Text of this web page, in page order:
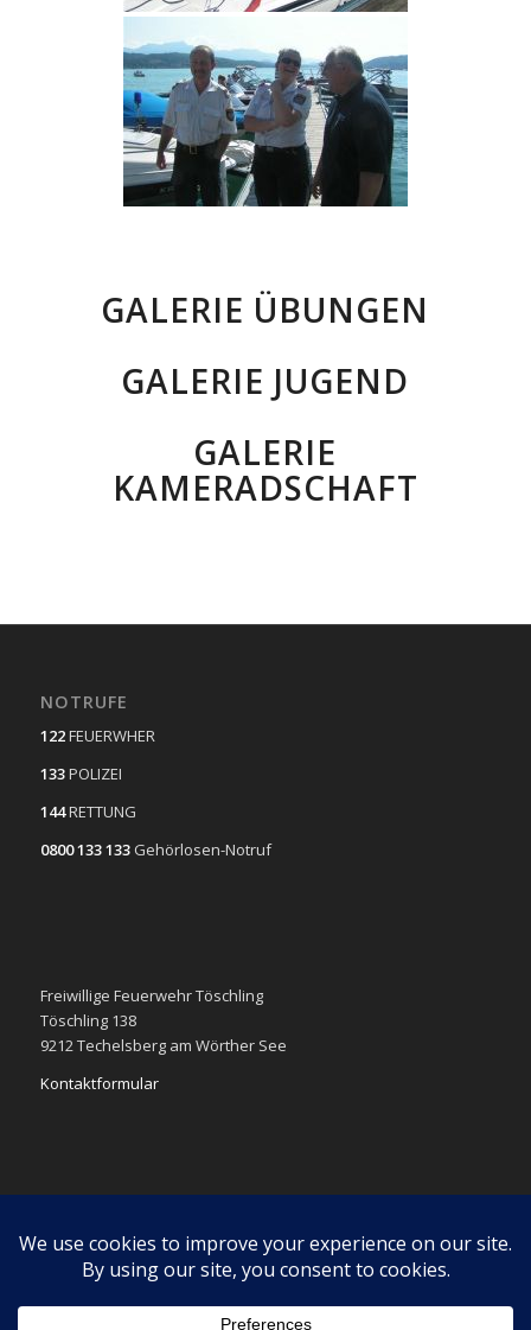
GALERIE ÜBUNGEN
GALERIE JUGEND
GALERIE
KAMERADSCHAFT
NOTRUFE
122FEUERWHER
133POLIZEI
144RETTUNG
0800 133 133 Gehörlosen-Notruf
Freiwillige Feuerwehr Töschling
Töschling 138
9212 Techelsberg am Wörther See
Kontaktformular
Datenschutzerklärung